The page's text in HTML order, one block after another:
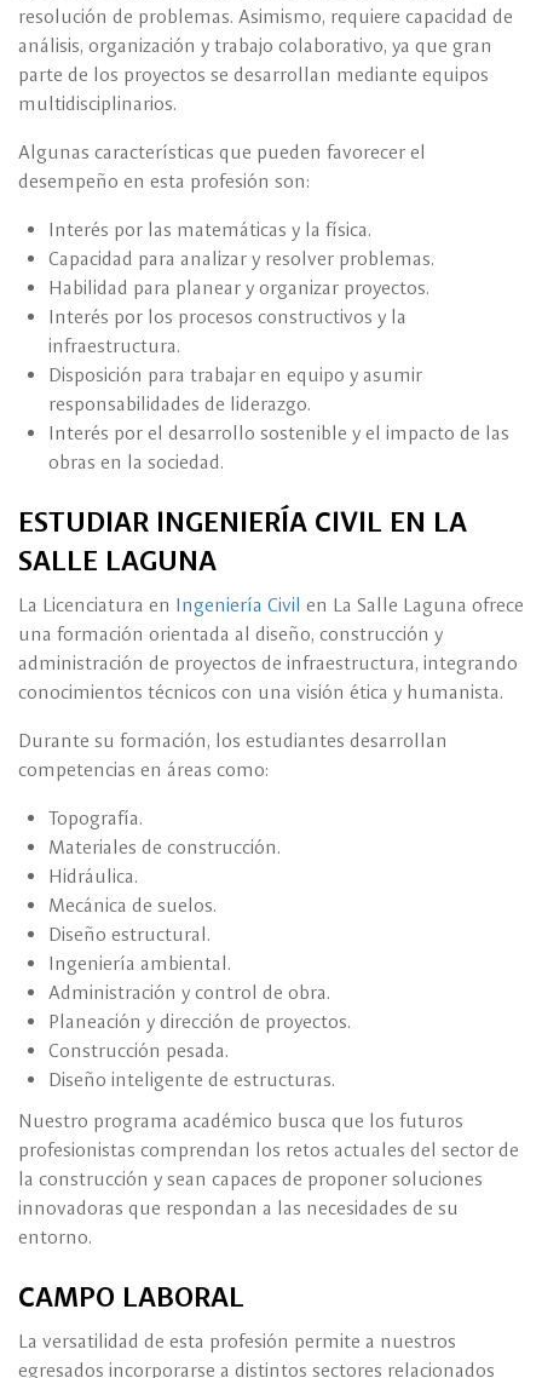
resolución de problemas. Asimismo, requiere capacidad de
análisis, organización y trabajo colaborativo, ya que gran
parte de los proyectos se desarrollan mediante equipos
multidisciplinarios.
Algunas características que pueden favorecer el
desempeño en esta profesión son:
Interés por las matemáticas y la física.
Capacidad para analizar y resolver problemas.
Habilidad para planear y organizar proyectos.
Interés por los procesos constructivos y la
infraestructura.
Disposición para trabajar en equipo y asumir
responsabilidades de liderazgo.
Interés por el desarrollo sostenible y el impacto de las
obras en la sociedad.
ESTUDIAR INGENIERÍA CIVIL EN LA
SALLE LAGUNA
La Licenciatura en Ingeniería Civil en La Salle Laguna ofrece
una formación orientada al diseño, construcción y
administración de proyectos de infraestructura, integrando
conocimientos técnicos con una visión ética y humanista.
Durante su formación, los estudiantes desarrollan
competencias en áreas como:
Topografía.
Materiales de construcción.
Hidráulica.
Mecánica de suelos.
Diseño estructural.
Ingeniería ambiental.
Administración y control de obra.
Planeación y dirección de proyectos.
Construcción pesada.
Diseño inteligente de estructuras.
Nuestro programa académico busca que los futuros
profesionistas comprendan los retos actuales del sector de
la construcción y sean capaces de proponer soluciones
innovadoras que respondan a las necesidades de su
entorno.
CAMPO LABORAL
La versatilidad de esta profesión permite a nuestros
egresados incorporarse a distintos sectores relacionados